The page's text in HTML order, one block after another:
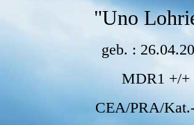
"Uno
geb. :
MDR1 +/+
CEA/PRA/